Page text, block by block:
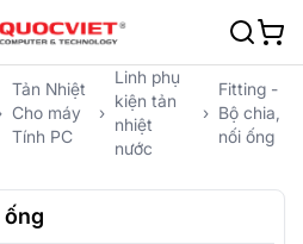
Tản Nhiệt
Cho máy
Tính PC
›
Linh phụ
kiện tản
nhiệt
nước
›
Fitting -
Bộ chia,
nối ống
ống